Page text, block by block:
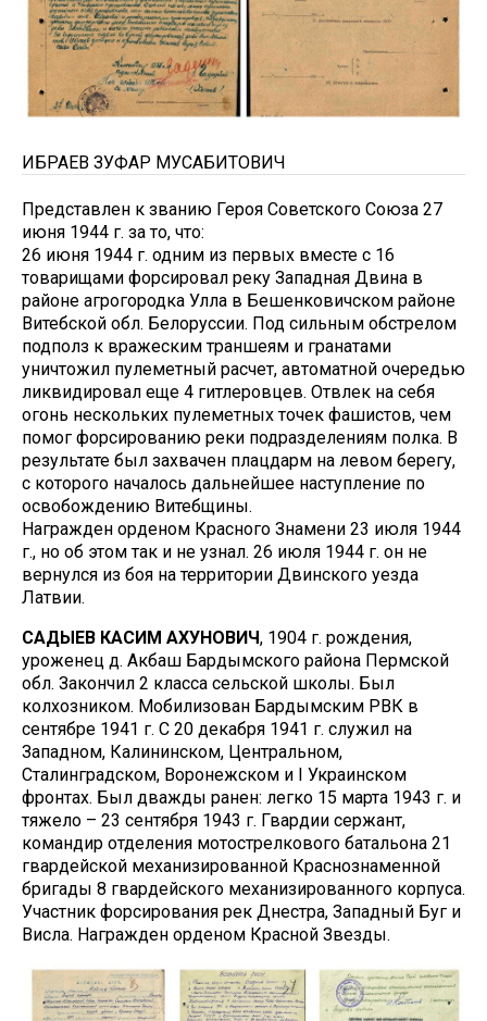
ИБРАЕВ ЗУФАР МУСАБИТОВИЧ
Представлен к званию Героя Советского Союза 27
июня 1944 г. за то, что:
26 июня 1944 г. одним из первых вместе с 16
товарищами форсировал реку Западная Двина в
районе агрогородка Улла в Бешенковичском районе
Витебской обл. Белоруссии. Под сильным обстрелом
подполз к вражеским траншеям и гранатами
уничтожил пулеметный расчет, автоматной очередью
ликвидировал еще 4 гитлеровцев. Отвлек на себя
огонь нескольких пулеметных точек фашистов, чем
помог форсированию реки подразделениям полка. В
результате был захвачен плацдарм на левом берегу,
с которого началось дальнейшее наступление по
освобождению Витебщины.
Награжден орденом Красного Знамени 23 июля 1944
г., но об этом так и не узнал. 26 июля 1944 г. он не
вернулся из боя на территории Двинского уезда
Латвии.
САДЫЕВ КАСИМ АХУНОВИЧ, 1904 г. рождения,
уроженец д. Акбаш Бардымского района Пермской
обл. Закончил 2 класса сельской школы. Был
колхозником. Мобилизован Бардымским РВК в
сентябре 1941 г. С 20 декабря 1941 г. служил на
Западном, Калининском, Центральном,
Сталинградском, Воронежском и I Украинском
фронтах. Был дважды ранен: легко 15 марта 1943 г. и
тяжело – 23 сентября 1943 г. Гвардии сержант,
командир отделения мотострелкового батальона 21
гвардейской механизированной Краснознаменной
бригады 8 гвардейского механизированного корпуса.
Участник форсирования рек Днестра, Западный Буг и
Висла. Награжден орденом Красной Звезды.